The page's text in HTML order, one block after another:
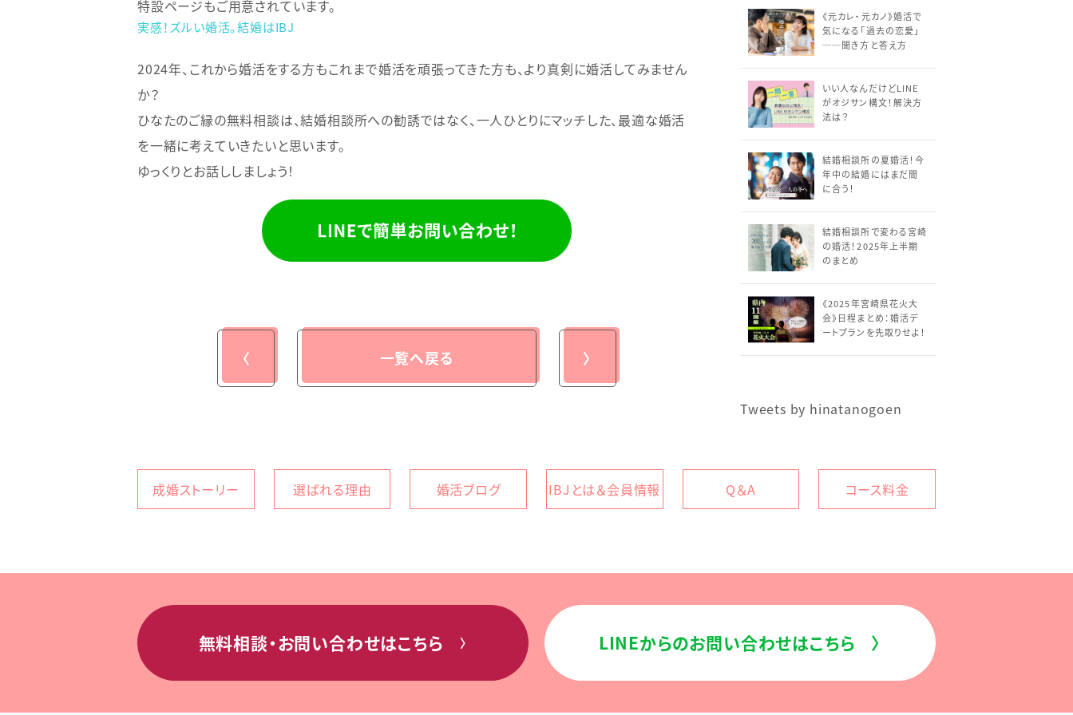
特設ページもご用意されています。
実感！ズルい婚活。結婚はIBJ
2024年、これから婚活をする方もこれまで婚活を頑張ってきた方も、より真剣に婚活してみません
か？
ひなたのご縁の無料相談は、結婚相談所への勧誘ではなく、一人ひとりにマッチした、最適な婚活
を一緒に考えていきたいと思います。
ゆっくりとお話ししましょう！
〈 一覧へ戻る 〉
《元カレ・元カノ》婚活で
気になる「過去の恋愛」
──聞き方と答え方
いい人なんだけどLINE
がオジサン構文！解決方
法は？
結婚相談所の夏婚活！今
年中の結婚にはまだ間
に合う！
結婚相談所で変わる宮崎
の婚活！2025年上半期
のまとめ
《2025年宮崎県花火大
会》日程まとめ：婚活デ
ートプランを先取りせよ！
Tweets by hinatanogoen
成婚ストーリー 選ばれる理由 婚活ブログ IBJとは＆会員情報 Q＆A コース料金
無料相談・お問い合わせはこちら 〉 LINEからのお問い合わせはこちら〉